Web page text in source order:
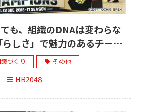
も、組織のDNAは変わらな
しさ」で魅力のあるチーム
る。
づくり その他
HR2048